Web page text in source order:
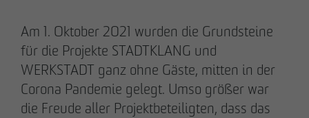
Am 1. Oktober 2021 wurden die Grundsteine
für die Projekte STADTKLANG und
WERKSTADT ganz ohne Gäste, mitten in der
Corona Pandemie gelegt. Umso größer war
die Freude aller Projektbeteiligten, dass das
28.05.2026
Berlin-Pankow: OTTO WULFF feiert
Spatenstich für erstes Wohnprojekt in
Holzhybridbauweise